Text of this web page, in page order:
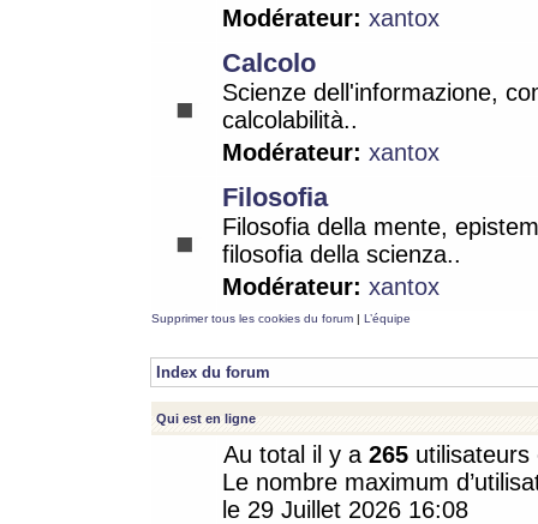
Modérateur: xantox
Calcolo
Scienze dell'informazione,
calcolabilità..
Modérateur: xantox
Filosofia
Filosofia della mente,
filosofia della scienza..
Modérateur: xantox
Supprimer tous les cookies du forum | L’équipe
Index du forum
Qui est en ligne
Au total il y a 265
Le nombre maximum
le 29 Juillet 2026 16:08